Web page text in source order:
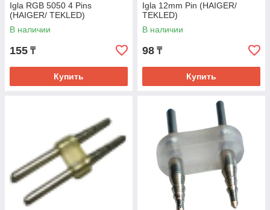
Igla RGB 5050 4 Pins
(HAIGER/ TEKLED)
В наличии
155 ₸
Купить
Igla 12mm Pin (HAIGER/
TEKLED)
В наличии
98 ₸
Купить